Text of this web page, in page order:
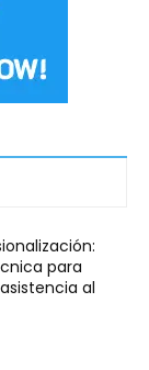
para
al